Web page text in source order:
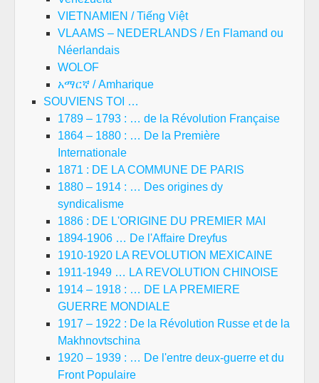
VIETNAMIEN / Tiếng Việt
VLAAMS – NEDERLANDS / En Flamand ou
Néerlandais
WOLOF
አማርኛ / Amharique
SOUVIENS TOI …
1789 – 1793 : … de la Révolution Française
1864 – 1880 : … De la Première
Internationale
1871 : DE LA COMMUNE DE PARIS
1880 – 1914 : … Des origines dy
syndicalisme
1886 : DE L'ORIGINE DU PREMIER MAI
1894-1906 … De l'Affaire Dreyfus
1910-1920 LA REVOLUTION MEXICAINE
1911-1949 … LA REVOLUTION CHINOISE
1914 – 1918 : … DE LA PREMIERE
GUERRE MONDIALE
1917 – 1922 : De la Révolution Russe et de la
Makhnovtschina
1920 – 1939 : … De l'entre deux-guerre et du
Front Populaire